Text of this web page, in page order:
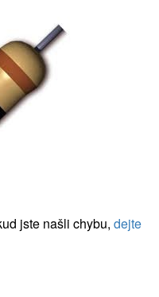
jste našli chybu, dejte